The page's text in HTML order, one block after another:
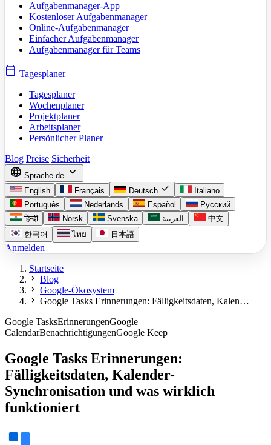
Aufgabenmanager-App
Kostenloser Aufgabenmanager
Online-Aufgabenmanager
Einfacher Aufgabenmanager
Aufgabenmanager für Teams
calendar_today Tagesplaner
Tagesplaner
Wochenplaner
Projektplaner
Arbeitsplaner
Persönlicher Planer
Blog Preise Sicherheit
language Sprache de expand_more
English Français Deutsch check
Italiano
Português
Nederlands Español
Русский
हिन्दी
Norsk Svenska العربية
中文
한국어
ไทย 日本語
Anmelden
Startseite
chevron_right Blog
chevron_right Google-Ökosystem
chevron_right Google Tasks Erinnerungen: Fälligkeitsdaten, Kalen…
Google TasksErinnerungenGoogle
CalendarBenachrichtigungenGoogle Keep
Google Tasks Erinnerungen:
Fälligkeitsdaten, Kalender-
Synchronisation und was wirklich
funktioniert